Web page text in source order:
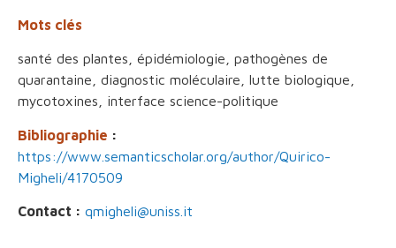
Mots clés
santé des plantes, épidémiologie, pathogènes de
quarantaine, diagnostic moléculaire, lutte biologique,
mycotoxines, interface science-politique
Bibliographie :
https://www.semanticscholar.org/author/Quirico-
Migheli/4170509
Contact : qmigheli@uniss.it